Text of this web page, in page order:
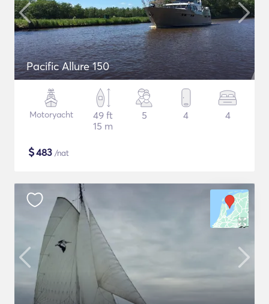
Pacific Allure 150
Motoryacht
49 ft
15 m
5 4 4
$483 /nat